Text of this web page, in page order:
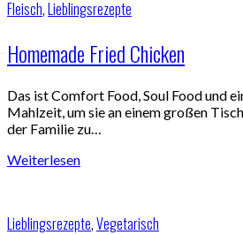
Fleisch,Lieblingsrezepte
Homemade Fried Chicken
Das ist Comfort Food, Soul Food und
Mahlzeit, um sie an einem großen
der Familie zu…
Weiterlesen
Lieblingsrezepte,Vegetarisch